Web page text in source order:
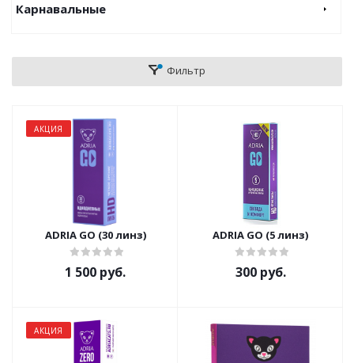
Карнавальные
Фильтр
АКЦИЯ
ADRIA GO (30 линз)
1 500 руб.
ADRIA GO (5 линз)
300 руб.
АКЦИЯ